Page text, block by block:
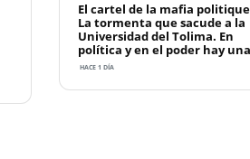
El cartel de la mafia
La tormenta que sacude a la
Universidad del Tolima. En
política y en el poder hay
HACE 1 DÍA